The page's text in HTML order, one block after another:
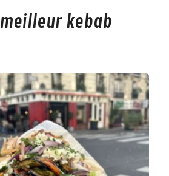
meilleur kebab